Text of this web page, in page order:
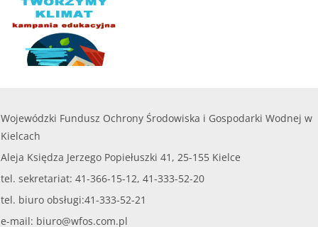
Wojewódzki Fundusz Ochrony Środowiska i Gospodarki Wodnej w
Kielcach
Aleja Księdza Jerzego Popiełuszki 41, 25-155 Kielce
tel. sekretariat: 41-366-15-12, 41-333-52-20
tel. biuro obsługi:41-333-52-21
e-mail: biuro@wfos.com.pl